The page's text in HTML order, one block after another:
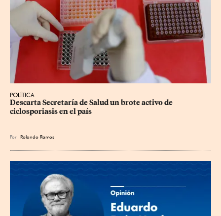
POLÍTICA
Descarta Secretaría de Salud un brote activo de
ciclosporiasis en el país
Por Rolando Ramos